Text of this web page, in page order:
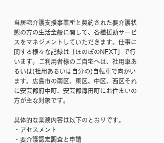
当居宅介護支援事業所と契約された要介護状
態の方の生活全般に関して、各種援助サービ
スをマネジメントしていただきます。仕事に
関する様々な記録は「ほのぼのNEXT」で行
います。ご利用者様のご自宅へは、社用車あ
るいは(社用あるいは自分の)自転車で向かい
ます。広島市の南区、東区、中区、西区それ
に安芸郡府中町、安芸郡海田町にお住まいの
方が主な対象です。​
具体的な業務内容は以下のとおりです。
・アセスメント
・要介護認定調査と申請